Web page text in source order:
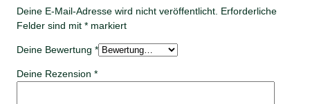
Deine E-Mail-Adresse wird nicht veröffentlicht. Erforderliche
Felder sind mit * markiert
Deine Bewertung *
Deine Rezension *